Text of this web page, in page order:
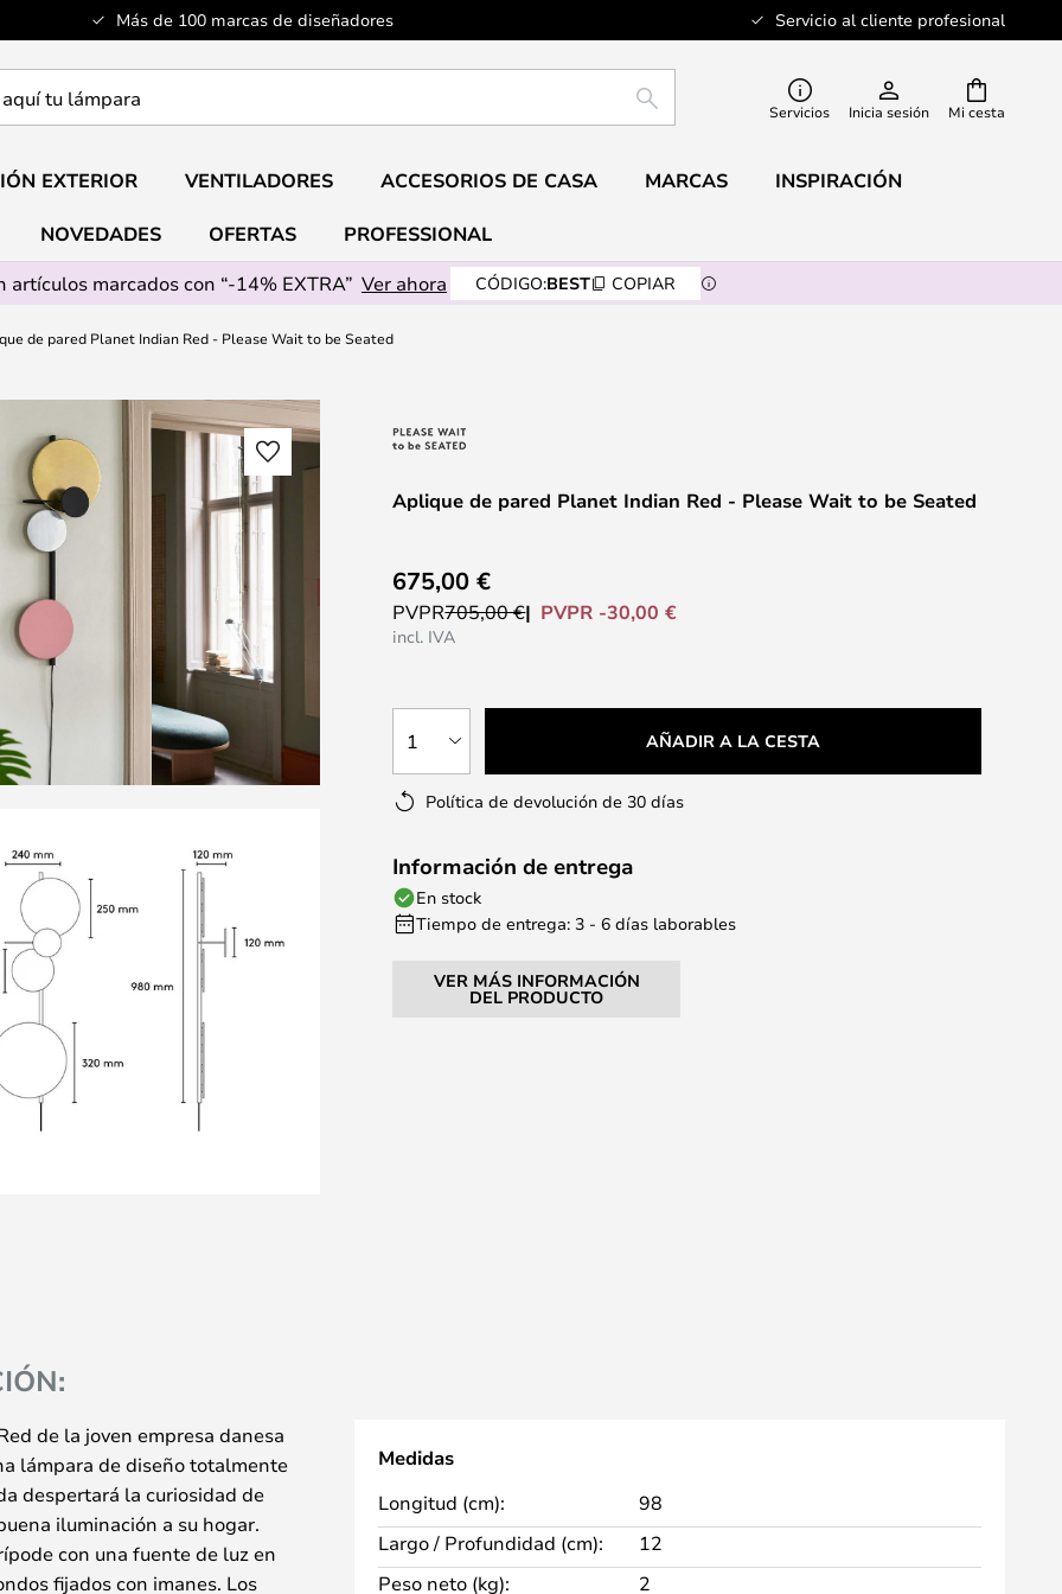
Más de 100 marcas de diseñadores Servicio al cliente profesional
Mi cesta
BUSCAR Servicios Inicia sesión
EXTERIOR VENTILADORES ACCESORIOS DE CASA MARCAS INSPIRACIÓN
NOVEDADES OFERTAS
PROFESSIONAL
artículos marcados con “-14% EXTRA” Ver ahora CÓDIGO:BEST COPIAR
de pared Planet Indian Red - Please Wait to be Seated
Aplique de pared Planet Indian Red - Please Wait to be Seated
675,00 €
PVPR705,00 € PVPR -30,00 €
incl. IVA
1 AÑADIR A LA CESTA
Política de devolución de 30 días
Información de entrega
En stock
Tiempo de entrega: 3 - 6 días laborables
VER MÁS INFORMACIÓN
DEL PRODUCTO
de la joven empresa danesa
lámpara de diseño totalmente
despertará la curiosidad de
iluminación a su hogar.
con una fuente de luz en
fijados con imanes. Los
Medidas
Longitud (cm):
98
Largo / Profundidad (cm):
12
Peso neto (kg):
2